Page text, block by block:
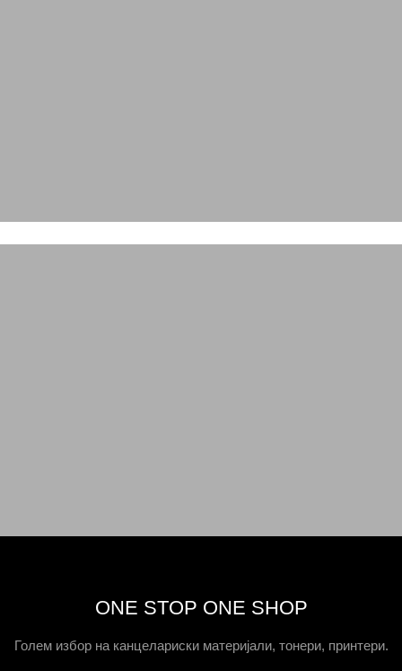
ONE STOP ONE SHOP
Голем избор на канцелариски материјали, тонери, принтери.